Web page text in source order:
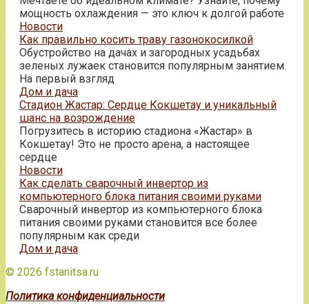
мощность охлаждения — это ключ к долгой работе
Новости
Как правильно косить траву газонокосилкой
Обустройство на дачах и загородных усадьбах
зеленых лужаек становится популярным занятием.
На первый взгляд
Дом и дача
Стадион Жастар: Сердце Кокшетау и уникальный
шанс на возрождение
Погрузитесь в историю стадиона «Жастар» в
Кокшетау! Это не просто арена, а настоящее
сердце
Новости
Как сделать сварочный инвертор из
компьютерного блока питания своими руками
Сварочный инвертор из компьютерного блока
питания своими руками становится все более
популярным как среди
Дом и дача
© 2026 fstanitsa.ru
Политика конфиденциальности